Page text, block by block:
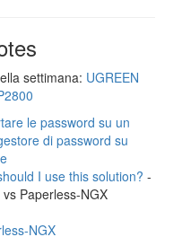
settimana: UGREEN
le password su un
di password su
I use this solution? -
vs Paperless-NGX
NGX